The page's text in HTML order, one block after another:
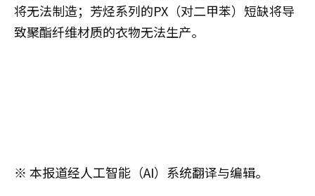
将无法制造；芳烃系列的PX（对二甲苯）短缺将导
致聚酯纤维材质的衣物无法生产。
※ 本报道经人工智能（AI）系统翻译与编辑。